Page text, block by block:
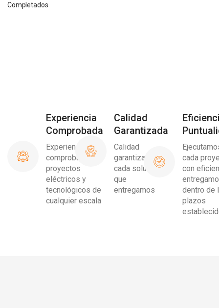
Completados
Experiencia
Comprobada
Experiencia
comprobada en
proyectos
eléctricos y
tecnológicos de
cualquier escala
Calidad
Garantizada
Calidad
garantizada en
cada solución
que
entregamos
cada
con
dentro de
plazos